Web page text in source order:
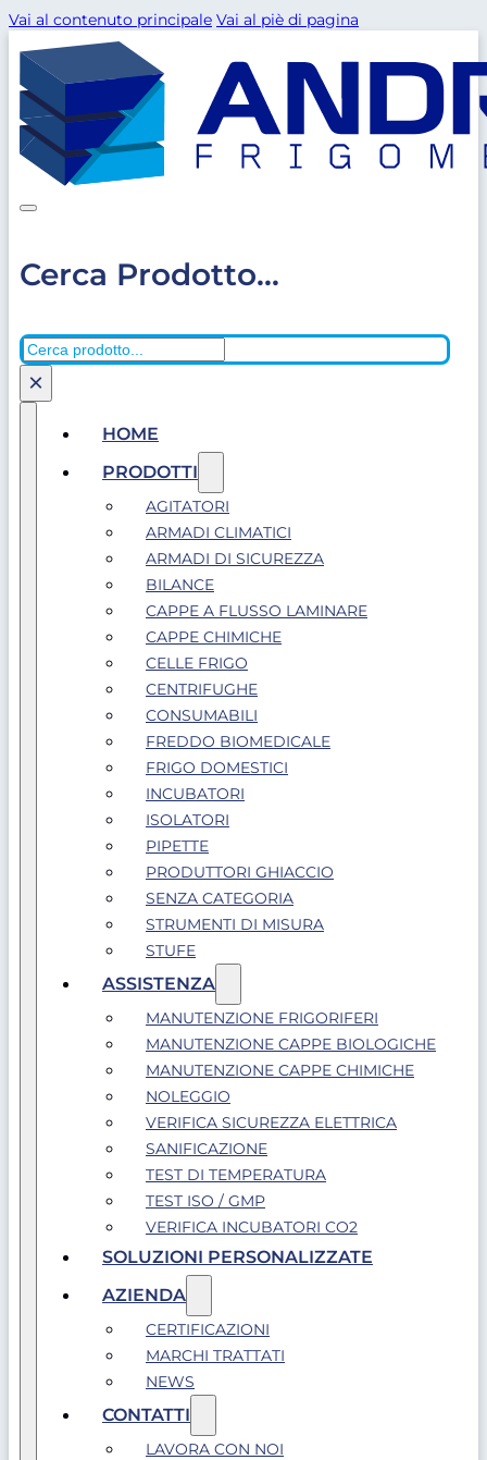
Vai al contenuto principale Vai al piè di pagina
Cerca Prodotto...
Cerca
×
HOME
PRODOTTI
AGITATORI
ARMADI CLIMATICI
ARMADI DI SICUREZZA
BILANCE
CAPPE A FLUSSO LAMINARE
CAPPE CHIMICHE
CELLE FRIGO
CENTRIFUGHE
CONSUMABILI
FREDDO BIOMEDICALE
FRIGO DOMESTICI
INCUBATORI
ISOLATORI
PIPETTE
PRODUTTORI GHIACCIO
SENZA CATEGORIA
STRUMENTI DI MISURA
STUFE
ASSISTENZA
MANUTENZIONE FRIGORIFERI
MANUTENZIONE CAPPE BIOLOGICHE
MANUTENZIONE CAPPE CHIMICHE
NOLEGGIO
VERIFICA SICUREZZA ELETTRICA
SANIFICAZIONE
TEST DI TEMPERATURA
TEST ISO / GMP
VERIFICA INCUBATORI CO2
SOLUZIONI PERSONALIZZATE
AZIENDA
CERTIFICAZIONI
MARCHI TRATTATI
NEWS
CONTATTI
LAVORA CON NOI